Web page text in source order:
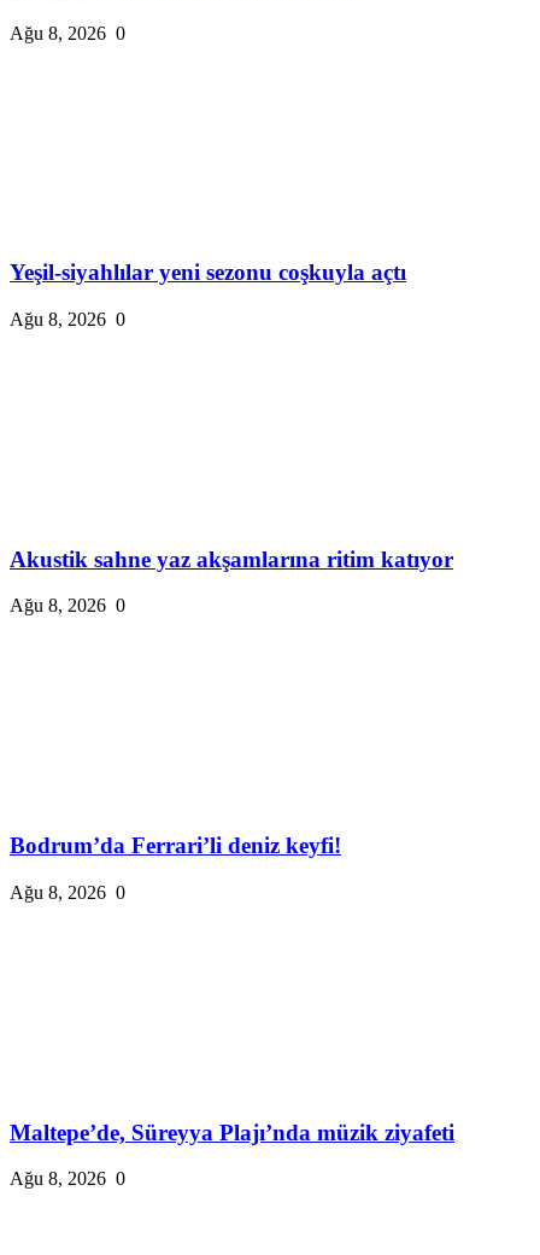
Ağu 8, 2026 0
Yeşil-siyahlılar yeni sezonu coşkuyla açtı
Ağu 8, 2026 0
Akustik sahne yaz akşamlarına ritim katıyor
Ağu 8, 2026 0
Bodrum’da Ferrari’li deniz keyfi!
Ağu 8, 2026 0
Maltepe’de, Süreyya Plajı’nda müzik ziyafeti
Ağu 8, 2026 0